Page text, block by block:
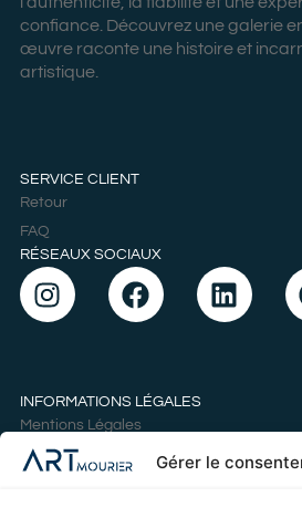
Gérer le
confiance. Découvrez une galerie
œuvre raconte une histoire et
artistique.
SERVICE CLIENT
Retour
FAQ
RÉSEAUX SOCIAUX
INFORMATIONS LÉGALES
Mentions Légales
Politique de cookies